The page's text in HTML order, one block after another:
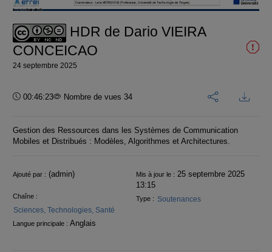
vidéo
HDR de Dario VIEIRA
CONCEICAO
24 septembre 2025
Durée :
00:46:23 Nombre de vues 34
Gestion des Ressources dans les Systèmes de Communication
Mobiles et Distribués : Modèles, Algorithmes et Architectures.
Informations
Ajouté par : (admin) Mis à jour le : 25 septembre 2025
13:15
Chaîne :
Sciences, Technologies, Santé
Type : Soutenances
Langue principale : Anglais